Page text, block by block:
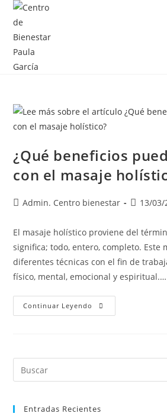
¿Qué beneficios
con el masaje
Admin. Centro bienestar 13/03/
El masaje holístico proviene del
significa; todo, entero, completo. Este
diferentes técnicas con el fin de
físico, mental, emocional y espiritual.…
Continuar Leyendo
Entradas Recientes